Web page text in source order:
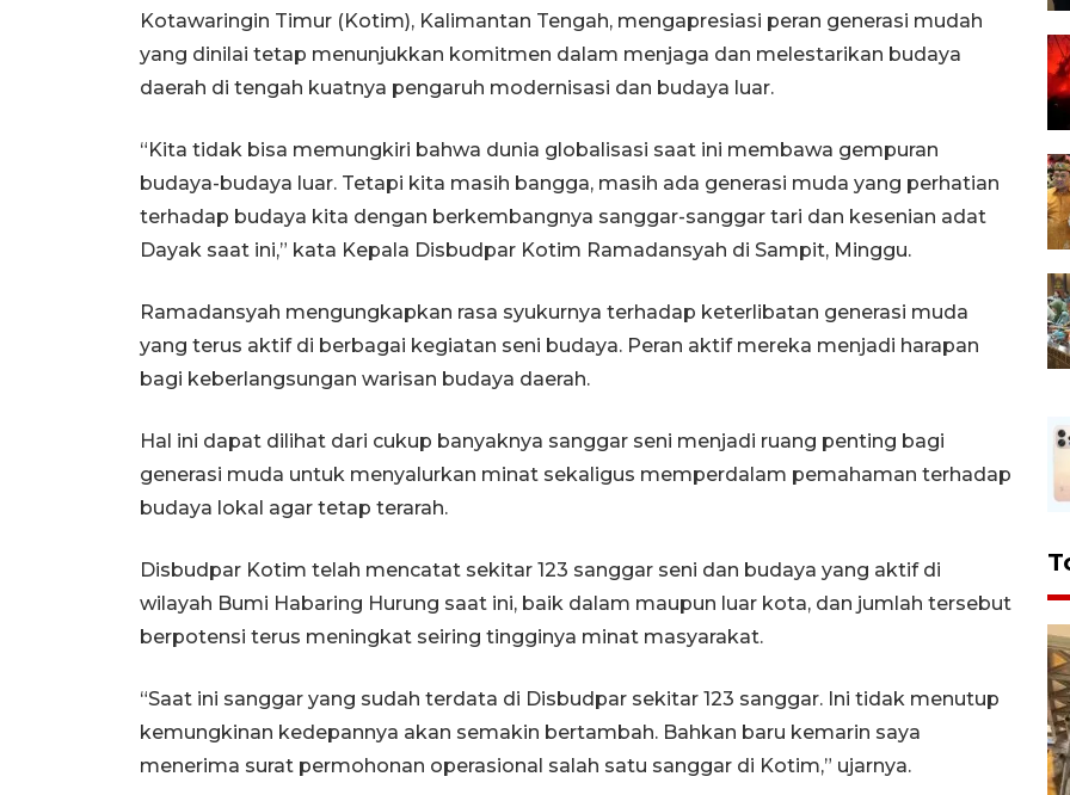
Kotawaringin Timur (Kotim), Kalimantan Tengah, mengapresiasi peran generasi mudah
yang dinilai tetap menunjukkan komitmen dalam menjaga dan melestarikan budaya
daerah di tengah kuatnya pengaruh modernisasi dan budaya luar.
“Kita tidak bisa memungkiri bahwa dunia globalisasi saat ini membawa gempuran
budaya-budaya luar. Tetapi kita masih bangga, masih ada generasi muda yang perhatian
terhadap budaya kita dengan berkembangnya sanggar-sanggar tari dan kesenian adat
Dayak saat ini,” kata Kepala Disbudpar Kotim Ramadansyah di Sampit, Minggu.
Ramadansyah mengungkapkan rasa syukurnya terhadap keterlibatan generasi muda
yang terus aktif di berbagai kegiatan seni budaya. Peran aktif mereka menjadi harapan
bagi keberlangsungan warisan budaya daerah.
Hal ini dapat dilihat dari cukup banyaknya sanggar seni menjadi ruang penting bagi
generasi muda untuk menyalurkan minat sekaligus memperdalam pemahaman terhadap
budaya lokal agar tetap terarah.
Disbudpar Kotim telah mencatat sekitar 123 sanggar seni dan budaya yang aktif di
wilayah Bumi Habaring Hurung saat ini, baik dalam maupun luar kota, dan jumlah tersebut
berpotensi terus meningkat seiring tingginya minat masyarakat.
“Saat ini sanggar yang sudah terdata di Disbudpar sekitar 123 sanggar. Ini tidak menutup
kemungkinan kedepannya akan semakin bertambah. Bahkan baru kemarin saya
menerima surat permohonan operasional salah satu sanggar di Kotim,” ujarnya.